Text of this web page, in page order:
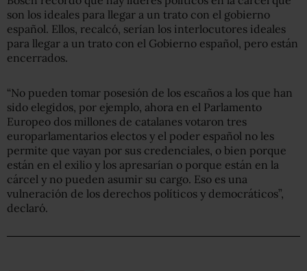
son los ideales para llegar a un trato con el gobierno
español. Ellos, recalcó, serían los interlocutores ideales
para llegar a un trato con el Gobierno español, pero están
encerrados.
“No pueden tomar posesión de los escaños a los que han
sido elegidos, por ejemplo, ahora en el Parlamento
Europeo dos millones de catalanes votaron tres
europarlamentarios electos y el poder español no les
permite que vayan por sus credenciales, o bien porque
están en el exilio y los apresarían o porque están en la
cárcel y no pueden asumir su cargo. Eso es una
vulneración de los derechos políticos y democráticos”,
declaró.